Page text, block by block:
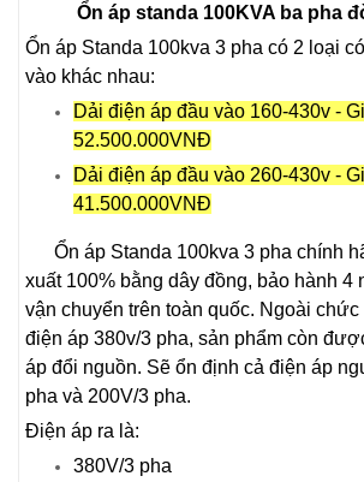
Ổn áp standa 100KVA ba pha
Ổn áp Standa 100kva 3 pha có 2 loại
vào khác nhau:
Dải điện áp đầu vào 160-430v -
52.500.000VNĐ
Dải điện áp đầu vào 260-430v -
41.500.000VNĐ
Ổn áp Standa 100kva 3 pha chính
xuất 100% bằng dây đồng, bảo hành 4
vận chuyển trên toàn quốc. Ngoài chức
điện áp 380v/3 pha, sản phẩm còn
áp đổi nguồn. Sẽ ổn định cả điện áp
pha và 200V/3 pha.
Điện áp ra là:
380V/3 pha